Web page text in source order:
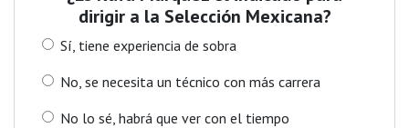
dirigir a la Selección Mexicana?
Sí, tiene experiencia de sobra
No, se necesita un técnico con más carrera
No lo sé, habrá que ver con el tiempo